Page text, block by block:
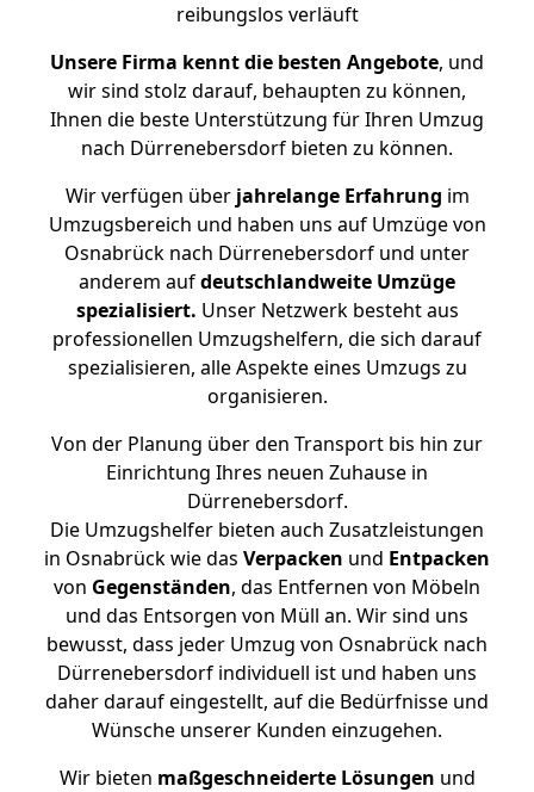
reibungslos verläuft
Unsere Firma kennt die besten Angebote, und
wir sind stolz darauf, behaupten zu können,
Ihnen die beste Unterstützung für Ihren Umzug
nach Dürrenebersdorf bieten zu können.
Wir verfügen überjahrelange Erfahrung im
Umzugsbereich und haben uns auf Umzüge von
Osnabrück nach Dürrenebersdorf und unter
anderem aufdeutschlandweite Umzüge
spezialisiert. Unser Netzwerk besteht aus
professionellen Umzugshelfern, die sich darauf
spezialisieren, alle Aspekte eines Umzugs zu
organisieren.
Von der Planung über den Transport bis hin zur
Einrichtung Ihres neuen Zuhause in
Dürrenebersdorf.
Die Umzugshelfer bieten auch Zusatzleistungen
in Osnabrück wie das Verpacken und Entpacken
von Gegenständen, das Entfernen von Möbeln
und das Entsorgen von Müll an. Wir sind uns
bewusst, dass jeder Umzug von Osnabrück nach
Dürrenebersdorf individuell ist und haben uns
daher darauf eingestellt, auf die Bedürfnisse und
Wünsche unserer Kunden einzugehen.
Wir bieten maßgeschneiderte Lösungen und